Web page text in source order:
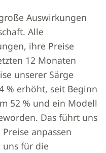
Auswirkungen
Alle
ihre Preise
12 Monaten
unserer Särge
% erhöht, seit Beginn
52 % und ein Modell
Das führt uns
anpassen
uns für die